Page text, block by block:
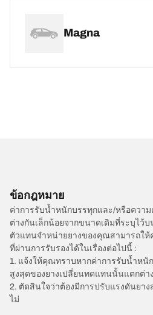
Magna
ข้อกฎหมาย
ค่าการรับน้ำหนักบรรทุกและ/หรือควา
ต่างกันเล็กน้อยจากขนาดเดิมที่ระบุไว้
ตัวแทนจำหน่ายยางของคุณสามารถใ
ที่ผ่านการรับรองได้ในเรื่องต่อไปนี้ :
1. แจ้งให้คุณทราบหากค่าการรับน้ำหนั
สูงสุดของยางเปลี่ยนทดแทนนั้นแตกต่า
2. ตัดสินใจว่าต้องมีการปรับแรงดันยา
ไม่